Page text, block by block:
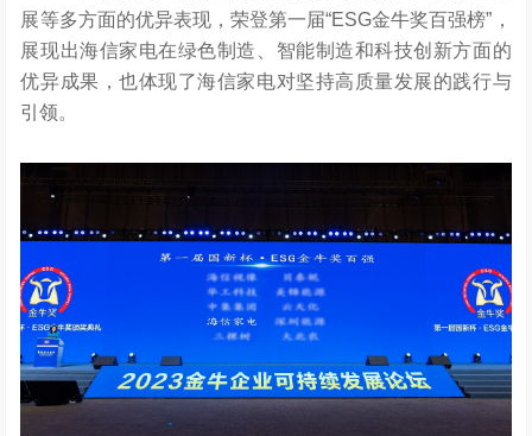
展等多方面的优异表现，荣登第一届“ESG金牛奖百强榜” ，
展现出海信家电在绿色制造、智能制造和科技创新方面的
优异成果，也体现了海信家电对坚持高质量发展的践行与
引领。